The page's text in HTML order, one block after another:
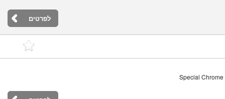
לפרטים
Special